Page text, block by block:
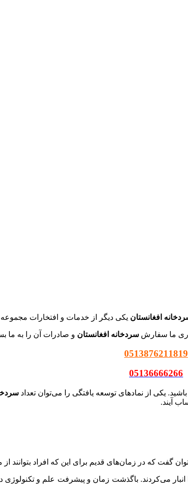
افغانستان یکی دیگر از خدمات و افتخارات
ما سفارش سردخانه افغانستان و صادرات آن را به ما
0513876211819
05136666266
باشید. یکی از نمادهای توسعه یافتگی را می‌توان تعداد
آیند.
گفت که در زمان‌های قدیم برای این که افراد بتوانند از
انبار می‌کردند. باگذشت زمان و پیشرفت علم و